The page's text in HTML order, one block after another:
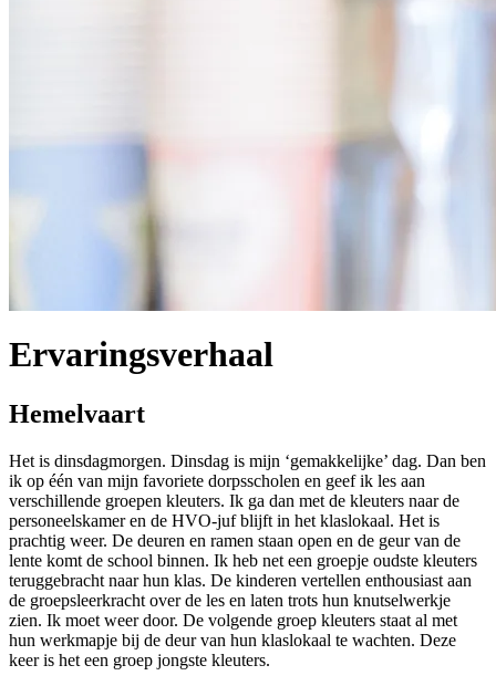
Ervaringsverhaal
Hemelvaart
Het is dinsdagmorgen. Dinsdag is mijn ‘gemakkelijke’ dag. Dan ben
ik op één van mijn favoriete dorpsscholen en geef ik les aan
verschillende groepen kleuters. Ik ga dan met de kleuters naar de
personeelskamer en de HVO-juf blijft in het klaslokaal. Het is
prachtig weer. De deuren en ramen staan open en de geur van de
lente komt de school binnen. Ik heb net een groepje oudste kleuters
teruggebracht naar hun klas. De kinderen vertellen enthousiast aan
de groepsleerkracht over de les en laten trots hun knutselwerkje
zien. Ik moet weer door. De volgende groep kleuters staat al met
hun werkmapje bij de deur van hun klaslokaal te wachten. Deze
keer is het een groep jongste kleuters.